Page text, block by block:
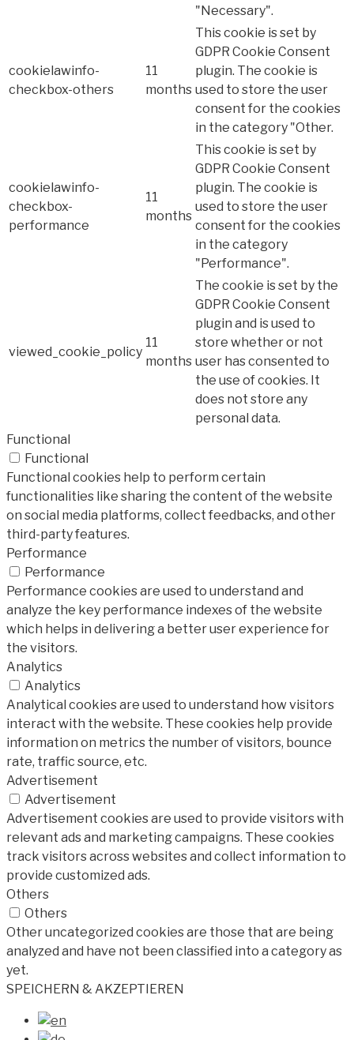
"Necessary".
cookielawinfo-
checkbox-others
11
months
This cookie is set by
GDPR Cookie Consent
plugin. The cookie is
used to store the user
consent for the cookies
in the category "Other.
cookielawinfo-
checkbox-
performance
11
months
This cookie is set by
GDPR Cookie Consent
plugin. The cookie is
used to store the user
consent for the cookies
in the category
"Performance".
viewed_cookie_policy
11
months
The cookie is set by the
GDPR Cookie Consent
plugin and is used to
store whether or not
user has consented to
the use of cookies. It
does not store any
personal data.
Functional
Functional
Functional cookies help to perform certain
functionalities like sharing the content of the website
on social media platforms, collect feedbacks, and other
third-party features.
Performance
Performance
Performance cookies are used to understand and
analyze the key performance indexes of the website
which helps in delivering a better user experience for
the visitors.
Analytics
Analytics
Analytical cookies are used to understand how visitors
interact with the website. These cookies help provide
information on metrics the number of visitors, bounce
rate, traffic source, etc.
Advertisement
Advertisement
Advertisement cookies are used to provide visitors with
relevant ads and marketing campaigns. These cookies
track visitors across websites and collect information to
provide customized ads.
Others
Others
Other uncategorized cookies are those that are being
analyzed and have not been classified into a category as
yet.
SPEICHERN & AKZEPTIEREN